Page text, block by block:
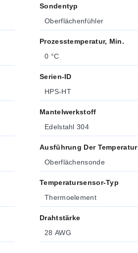
Sondentyp
Oberflächenfühler
Prozesstemperatur, Min.
0 °C
Serien-ID
HPS-HT
Mantelwerkstoff
Edelstahl 304
Ausführung Der
Oberflächensonde
Temperatursensor-Typ
Thermoelement
Drahtstärke
28 AWG